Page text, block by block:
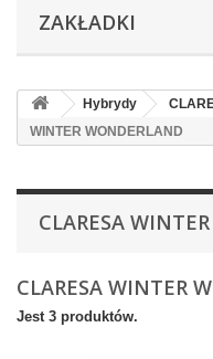
ZAKŁADKI
Hybrydy
WINTER WONDERLAND
CLARESA
CLARESA WINTER
Jest 3 produktów.